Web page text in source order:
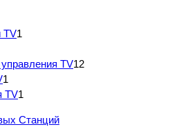
TV1
TV12
1
TV1
Станций